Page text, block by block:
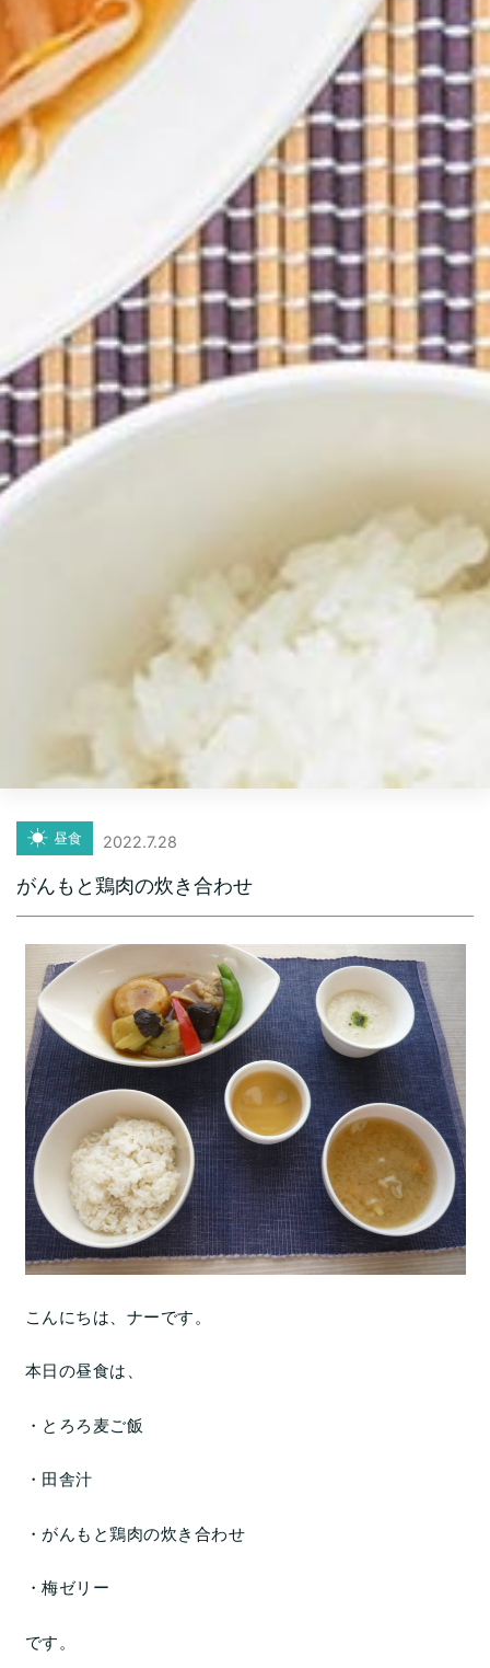
昼食 2022.7.28
がんもと鶏肉の炊き合わせ
こんにちは、ナーです。
本日の昼食は、
・とろろ麦ご飯
・田舎汁
・がんもと鶏肉の炊き合わせ
・梅ゼリー
です。